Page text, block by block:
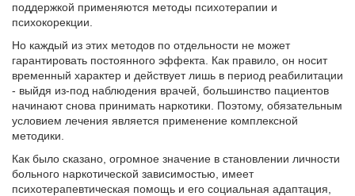
поддержкой применяются методы психотерапии и
психокорекции.
Но каждый из этих методов по отдельности не может
гарантировать постоянного эффекта. Как правило, он носит
временный характер и действует лишь в период реабилитации
- выйдя из-под наблюдения врачей, большинство пациентов
начинают снова принимать наркотики. Поэтому, обязательным
условием лечения является применение комплексной
методики.
Как было сказано, огромное значение в становлении личности
больного наркотической зависимостью, имеет
психотерапевтическая помощь и его социальная адаптация,